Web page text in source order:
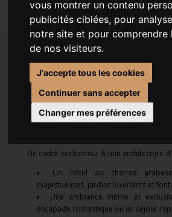
vous montrer un contenu
publicités ciblées, pour
notre site et pour comprendre
de nos visiteurs.
J'accepte tous les cookies
Continuer sans accepter
Changer mes préférences
LES POINTS FORTS DE CE
Un emplacement privilégié
Niché sur une plage privée de 1
spectaculaire sur Palm Jumeirah.
À proximité de Marina Dubai,
Un cadre enchanteur & une architecture
Un hôtel au charme
majestueuses, jardins luxuriants et
Une ambiance intime et
escapade romantique ou un séjour